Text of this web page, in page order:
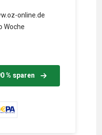
online.de
Woche
% sparen